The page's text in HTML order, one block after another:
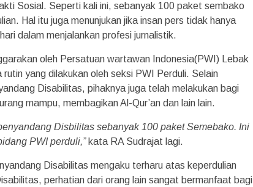
Sosial. Seperti kali ini, sebanyak 100 paket sembako
Hal itu juga menunjukan jika insan pers tidak hanya
dalam menjalankan profesi jurnalistik.
oleh Persatuan wartawan Indonesia(PWI) Lebak
yang dilakukan oleh seksi PWI Perduli. Selain
Disabilitas, pihaknya juga telah melakukan bagi
mampu, membagikan Al-Qur’an dan lain lain.
Disbilitas sebanyak 100 paket Semebako. Ini
PWI perduli,”kata RA Sudrajat lagi.
Disabilitas mengaku terharu atas keperdulian
perhatian dari orang lain sangat bermanfaat bagi